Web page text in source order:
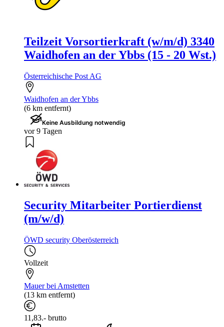
Teilzeit Vorsortierkraft (w/m/d) 3340
Waidhofen an der Ybbs (15 - 20 Wst.)
Österreichische Post AG
Waidhofen an der Ybbs
(6 km entfernt)
Keine Ausbildung notwendig
vor 9 Tagen
Security Mitarbeiter Portierdienst
(m/w/d)
ÖWD security Oberösterreich
Vollzeit
Mauer bei Amstetten
(13 km entfernt)
11,83.- brutto